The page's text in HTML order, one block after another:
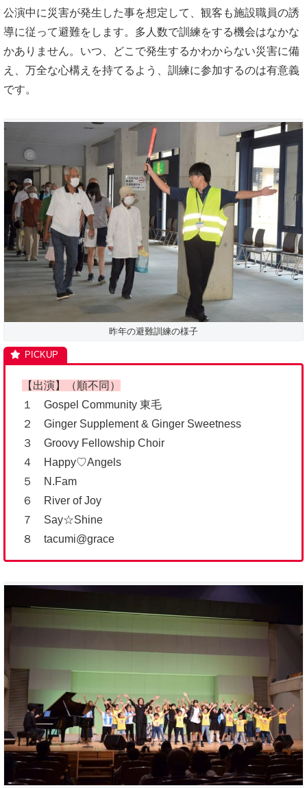
公演中に災害が発生した事を想定して、観客も施設職員の誘
導に従って避難をします。多人数で訓練をする機会はなかな
かありません。いつ、どこで発生するかわからない災害に備
え、万全な心構えを持てるよう、訓練に参加するのは有意義
です。
昨年の避難訓練の様子
【出演】（順不同）
１ Gospel Community 東毛
２ Ginger Supplement & Ginger Sweetness
３ Groovy Fellowship Choir
４ Happy♡Angels
５ N.Fam
６ River of Joy
７ Say☆Shine
８ tacumi@grace